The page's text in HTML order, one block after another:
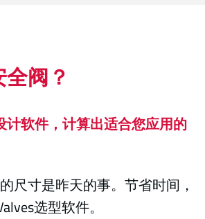
阀？
计软件，计算出适合您应用的
尺寸是昨天的事。节省时间，
选型软件。